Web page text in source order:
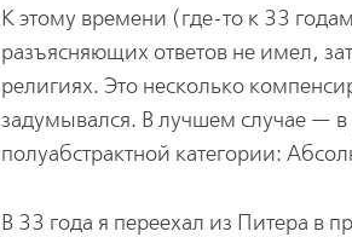
К этому времени (где-то к 33
разъясняющих ответов не имел,
религиях. Это несколько
задумывался. В лучшем случае — в
полуабстрактной категории:
В 33 года я переехал из Питера в